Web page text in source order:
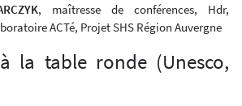
, maîtresse de conférences, Hdr,
ACTé, Projet SHS Région Auvergne
la table ronde (Unesco,